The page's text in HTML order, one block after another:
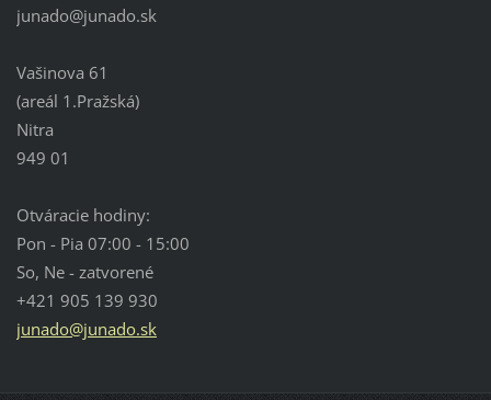
junado@junado.sk
Vašinova 61
(areál 1.Pražská)
Nitra
949 01
Otváracie hodiny:
Pon - Pia 07:00 - 15:00
So, Ne - zatvorené
+421 905 139 930
junado@junado.sk